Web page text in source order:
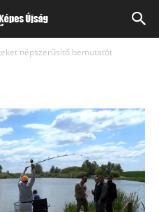
népszerűsítő bemutatót